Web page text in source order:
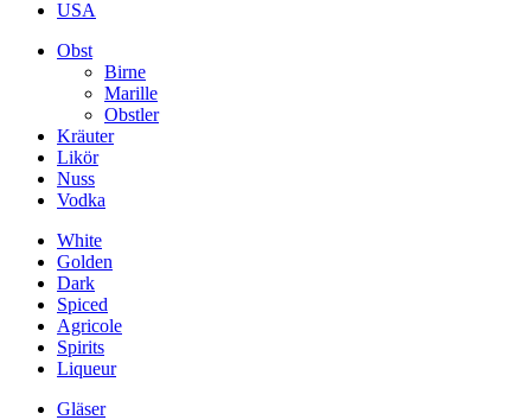
USA
Obst
Birne
Marille
Obstler
Kräuter
Likör
Nuss
Vodka
White
Golden
Dark
Spiced
Agricole
Spirits
Liqueur
Gläser